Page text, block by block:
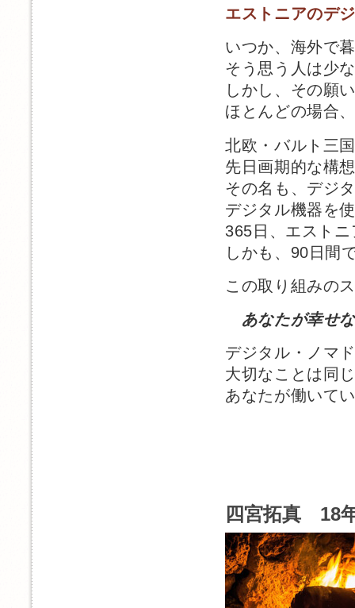
エストニアのデ
いつか、海外で
そう思う人は少
しかし、その願
ほとんどの場合
北欧・バルト三
先日画期的な構
その名も、デジ
デジタル機器を
365日、エスト
しかも、90日間
この取り組みの
あなたが幸せ
デジタル・ノマ
大切なことは同
あなたが働いて
四宮拓真 18